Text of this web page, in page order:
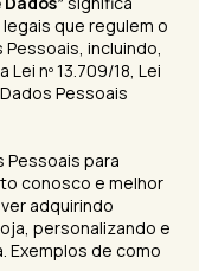
que regulem o
incluindo,
nº 13.709/18, Lei
Pessoais
Pessoais para
conosco e melhor
adquirindo
personalizando e
Exemplos de como